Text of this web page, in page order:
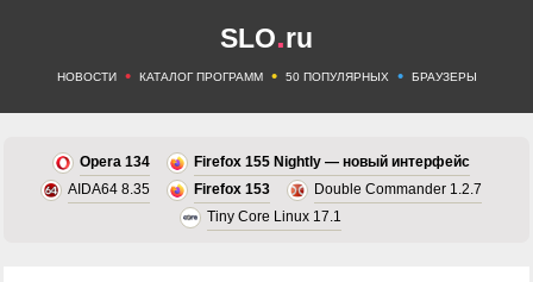
SLO.ru
НОВОСТИ • КАТАЛОГ ПРОГРАММ • 50 ПОПУЛЯРНЫХ • БРАУЗЕРЫ
Opera 134
Firefox 155 Nightly — новый интерфейс
AIDA64 8.35
Firefox 153
Double Commander 1.2.7
Tiny Core Linux 17.1